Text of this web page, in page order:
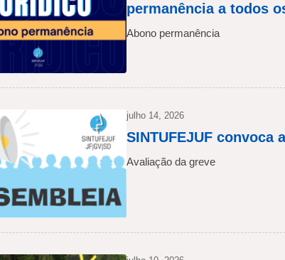
permanência a todos
Abono permanência
julho 14, 2026
SINTUFEJUF convoca
Avaliação da greve